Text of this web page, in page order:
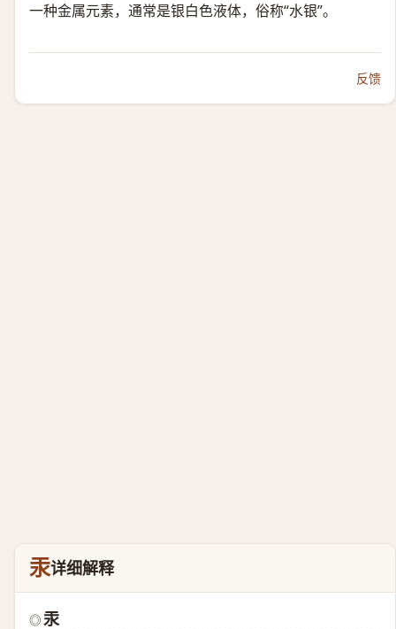
一种金属元素，通常是银白色液体，俗称“水银”。
反馈
汞详细解释
◎ 汞